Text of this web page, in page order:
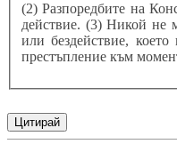
(2) Разпоредбите на
действие. (3) Никой не
или бездействие,
престъпление към
Цитирай